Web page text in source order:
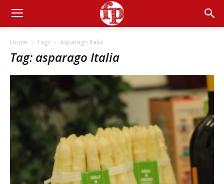
Home Tags Asparago Italia
Tag: asparago Italia